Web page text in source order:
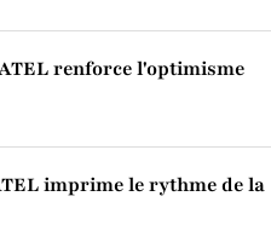
renforce l'optimisme
imprime le rythme de la